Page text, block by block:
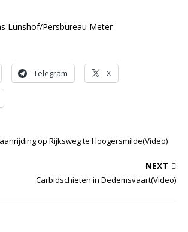
Lunshof/Persbureau Meter
Telegram X
op Rijksweg te Hoogersmilde(Video)
NEXT
Carbidschieten in Dedemsvaart(Video)